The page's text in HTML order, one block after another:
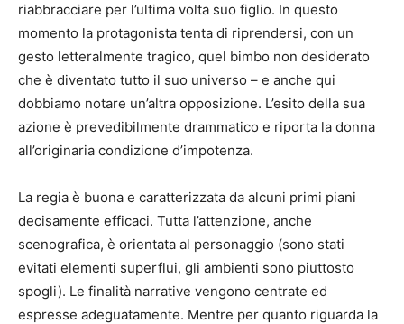
riabbracciare per l’ultima volta suo figlio. In questo
momento la protagonista tenta di riprendersi, con un
gesto letteralmente tragico, quel bimbo non desiderato
che è diventato tutto il suo universo – e anche qui
dobbiamo notare un’altra opposizione. L’esito della sua
azione è prevedibilmente drammatico e riporta la donna
all’originaria condizione d’impotenza.
La regia è buona e caratterizzata da alcuni primi piani
decisamente efficaci. Tutta l’attenzione, anche
scenografica, è orientata al personaggio (sono stati
evitati elementi superflui, gli ambienti sono piuttosto
spogli). Le finalità narrative vengono centrate ed
espresse adeguatamente. Mentre per quanto riguarda la